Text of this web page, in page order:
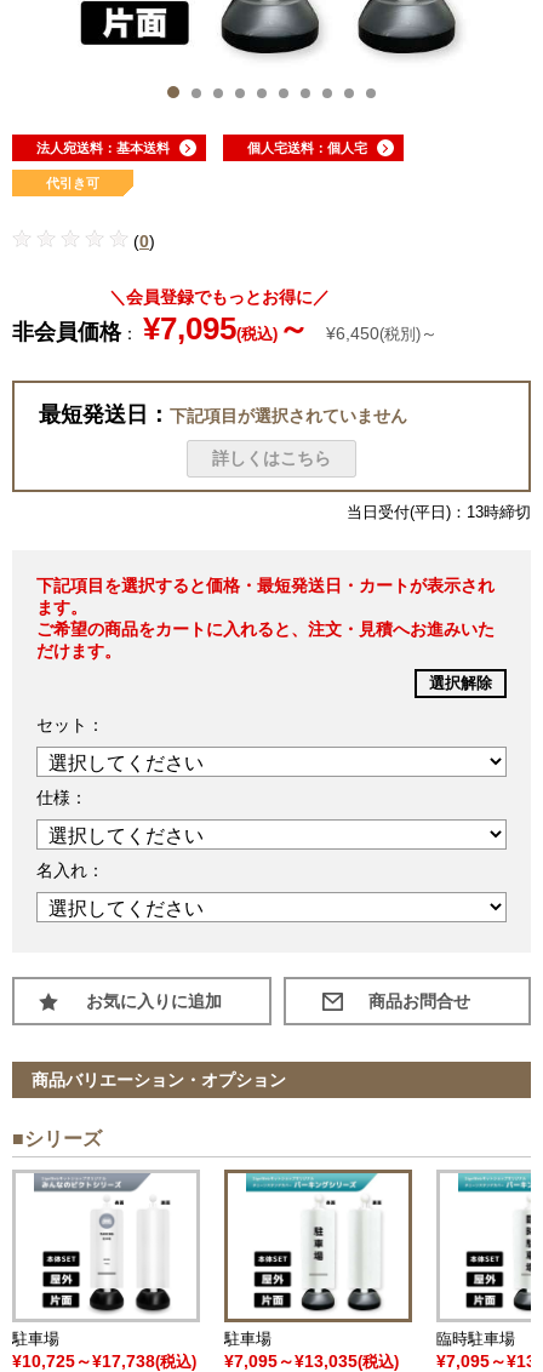
法人宛送料：基本送料 個人宅送料：個人宅
代引き可
(0)
＼会員登録でもっとお得に／
非会員価格： ¥7,095(税込) ～ ¥6,450(税別) ～
最短発送日： 下記項目が選択されていません
詳しくはこちら
当日受付(平日)：13時締切
下記項目を選択すると価格・最短発送日・カートが表示され
ます。
ご希望の商品をカートに入れると、注文・見積へお進みいた
だけます。
選択解除
セット：
仕様：
名入れ：
お気に入りに追加
商品バリエーション・オプション
■シリーズ
駐車場
¥10,725～¥17,738(税込)
駐車場
¥7,095～¥13,035(税込)
臨時駐車場
¥7,095～